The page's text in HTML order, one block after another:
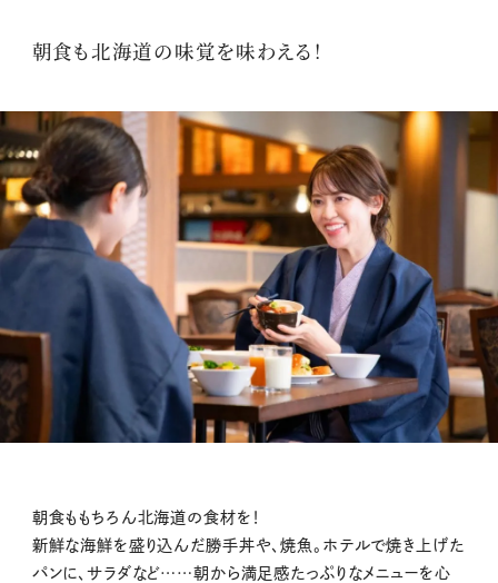
朝食も北海道の味覚を味わえる！
朝食ももちろん北海道の食材を！
新鮮な海鮮を盛り込んだ勝手丼や、焼魚。ホテルで焼き上げた
パンに、サラダなど……朝から満足感たっぷりなメニューを心